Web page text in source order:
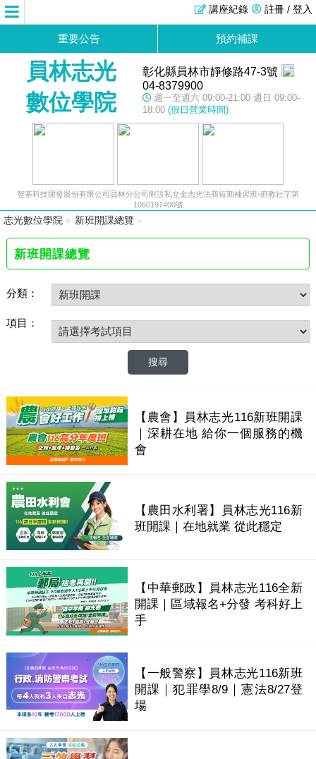
註冊 / 登入
講座紀錄
重要公告 預約補課
員林志光
數位學院
彰化縣員林市靜修路47-3號
04-8379900
週一至週六 09:00-21:00 週日 09:00-
18:00 (假日營業時間)
智基科技開發股份有限公司員林分公司附設私立金志光法商短期補習班-府教社字第
1060197400號
志光數位學院 » 新班開課總覽 »
新班開課總覽
分類：
項目：
【農會】員林志光116新班開課
｜深耕在地 給你一個服務的機
會
【農田水利署】員林志光116新
班開課｜在地就業 從此穩定
【中華郵政】員林志光116全新
開課｜區域報名+分發 考科好上
手
【一般警察】員林志光116新班
開課｜犯罪學8/9｜憲法8/27登
場